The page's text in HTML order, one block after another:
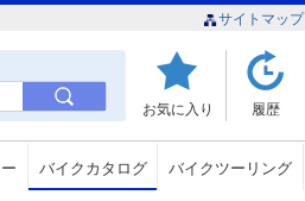
サイトマップ
お気に入り 履歴
バイクカタログ バイクツーリング